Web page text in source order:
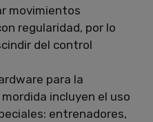
movimientos
regularidad, por lo
del control
para la
incluyen el uso
entrenadores,